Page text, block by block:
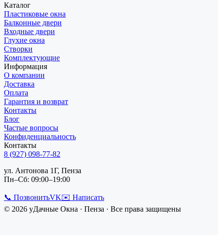
Каталог
Пластиковые окна
Балконные двери
Входные двери
Глухие окна
Створки
Комплектующие
Информация
О компании
Доставка
Оплата
Гарантия и возврат
Контакты
Блог
Частые вопросы
Конфиденциальность
Контакты
8 (927) 098-77-82
ул. Антонова 1Г, Пенза
Пн–Сб: 09:00–19:00
📞 ПозвонитьVK✉️ Написать
© 2026 уДачные Окна · Пенза · Все права защищены